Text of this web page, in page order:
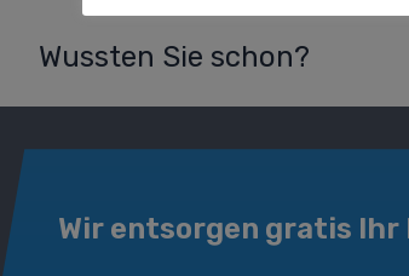
Wussten Sie schon?
Wir entsorgen gratis Ihr